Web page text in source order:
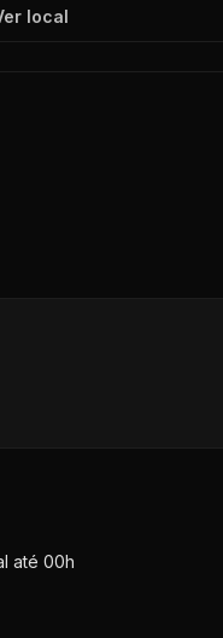
local
até 00h